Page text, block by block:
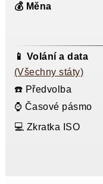
💰 Měna
📱 Volání a data
(Všechny státy)
☎️ Předvolba
⌚ Časové pásmo
💻 Zkratka ISO